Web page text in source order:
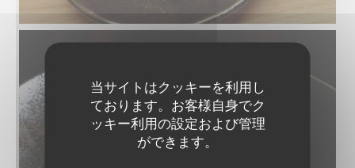
当サイトはクッキーを利用し
ております。お客様自身でク
ッキー利用の設定および管理
ができます。